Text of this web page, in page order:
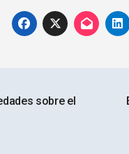
sobre el